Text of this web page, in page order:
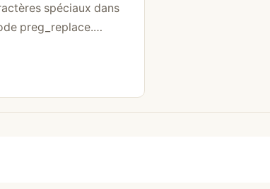
spéciaux dans
preg_replace.